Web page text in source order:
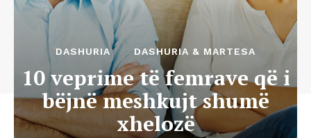
DASHURIA DASHURIA & MARTESA
10 veprime të femrave që i
bëjnë meshkujt shumë
xhelozë